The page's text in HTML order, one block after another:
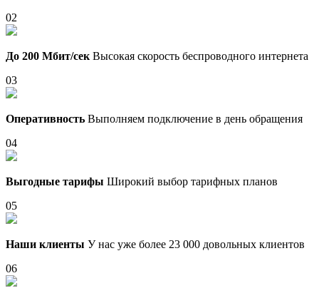
02
До 200 Мбит/сек Высокая скорость беспроводного интернета
03
Оперативность Выполняем подключение в день обращения
04
Выгодные тарифы Широкий выбор тарифных планов
05
Наши клиенты У нас уже более 23 000 довольных клиентов
06